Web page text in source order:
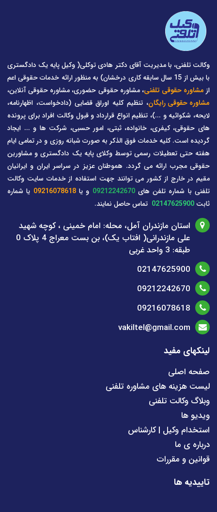
وکالت تلفنی، با مدیریت آقای دکتر هادی توکلی( وکیل پایه یک دادگستری
با بیش از 15 سال سابقه کاری درخشان) به منظور ارائه خدمات حقوقی اعم
از مشاوره حقوقی تلفنی، مشاوره حقوقی حضوری، مشاوره حقوقی آنلاین،
مشاوره حقوقی رایگان، تنظیم کلیه اوراق قضایی (دادخواست، اظهارنامه،
لایحه، شکوائیه و ...)، تنظیم انواع قرارداد و قبول وکالت افراد برای پرونده
های حقوقی، کیفری، خانواده، ثبتی، امور حسبی، شرکت ها و ... ایجاد
گردیده است. کلیه خدمات فوق الذکر به صورت شبانه روزی و در تمامی ایام
هفته حتی تعطیلات رسمی توسط وکلای پایه یک دادگستری و مشاورین
حقوقی مجرب ارائه می گردد. هموطنان عزیز در سراسر ایران و ایرانیان
مقیم در خارج از کشور می توانند جهت استفاده از خدمات سایت وکالت
تلفنی با شماره تلفن های09212242670 و یا09216078618 یا شماره
ثابت 02147625900 تماس حاصل نمایند.
استان مازندران آمل، محله: امام خمینی ، کوچه شهید
علی مازندرانی( افتاب یک)، بن بست معراج 4 پلاک 0
طبقه: 3 واحد غربی
02147625900
09212242670
09216078618
vakiltel@gmail.com
لینکهای مفید
صفحه اصلی
لیست هزینه های مشاوره تلفنی
وبلاگ وکالت تلفنی
ویدیو ها
استخدام وکیل | کارشناس
درباره ی ما
قوانین و مقررات
تاییدیه ها